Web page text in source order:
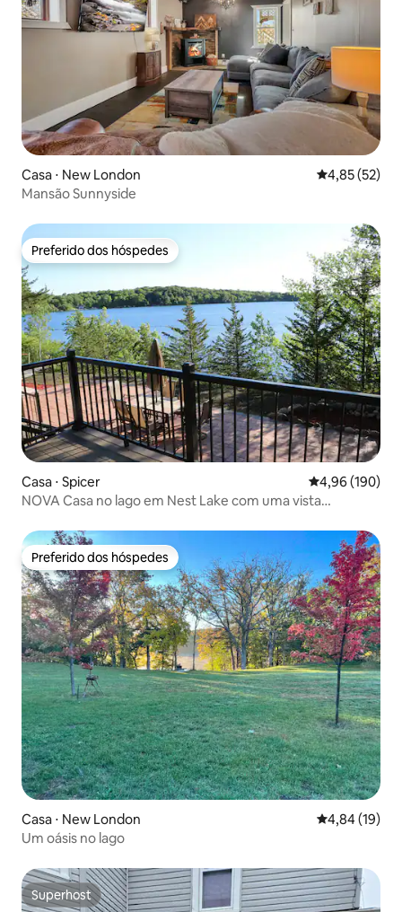
Casa ⋅ New London 4,85 de uma
4,85 (52)
Mansão Sunnyside
Preferido dos hóspedes
Preferido dos hóspedes
Casa ⋅ Spicer 4,96 de uma
4,96 (190)
NOVA Casa no lago em Nest Lake com uma vista
Preferido dos hóspedes
Preferido dos hóspedes
Casa ⋅ New London 4,84 de uma
4,84 (19)
Um oásis no lago
Superhost
Superhost